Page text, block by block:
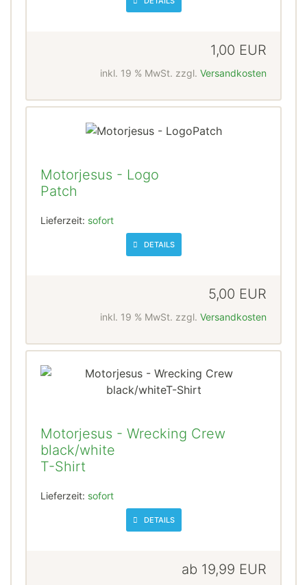
1,00 EUR
inkl. 19 % MwSt. zzgl. Versandkosten
Motorjesus - Logo
Patch
Lieferzeit: sofort
DETAILS
5,00 EUR
inkl. 19 % MwSt. zzgl. Versandkosten
Motorjesus - Wrecking Crew
black/white
T-Shirt
Lieferzeit: sofort
DETAILS
ab 19,99 EUR